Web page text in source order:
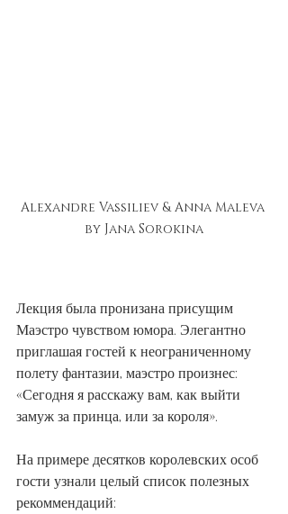
Alexandre Vassiliev & Anna Maleva
by Jana Sorokina
Лекция была пронизана присущим
Маэстро чувством юмора. Элегантно
приглашая гостей к неограниченному
полету фантазии, маэстро произнес:
«Сегодня я расскажу вам, как выйти
замуж за принца, или за короля».
На примере десятков королевских особ
гости узнали целый список полезных
рекоммендаций: